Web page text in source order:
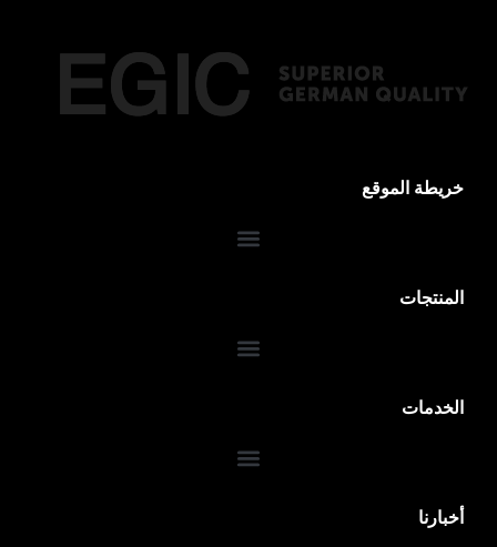
خريطة الموقع
المنتجات
الخدمات
أخبارنا